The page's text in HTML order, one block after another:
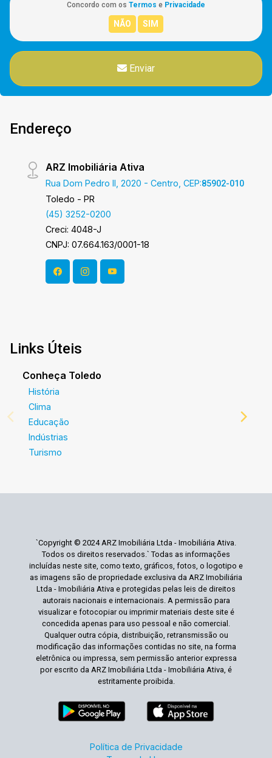
Concordo com os Termos e Privacidade
Enviar
Endereço
ARZ Imobiliária Ativa
Rua Dom Pedro II, 2020 - Centro, CEP:85902-010
Toledo - PR
(45) 3252-0200
Creci: 4048-J
CNPJ: 07.664.163/0001-18
Links Úteis
Conheça Toledo
História
Clima
Educação
Indústrias
Turismo
`Copyright © 2024 ARZ Imobiliária Ltda - Imobiliária Ativa.
Todos os direitos reservados.` Todas as informações
incluídas neste site, como texto, gráficos, fotos, o logotipo e
as imagens são de propriedade exclusiva da ARZ Imobiliária
Ltda - Imobiliária Ativa e protegidas pelas leis de direitos
autorais nacionais e internacionais. A permissão para
visualizar e fotocopiar ou imprimir materiais deste site é
concedida apenas para uso pessoal e não comercial.
Qualquer outra cópia, distribuição, retransmissão ou
modificação das informações contidas no site, na forma
eletrônica ou impressa, sem permissão anterior expressa
por escrito da ARZ Imobiliária Ltda - Imobiliária Ativa, é
estritamente proibida.
Política de Privacidade